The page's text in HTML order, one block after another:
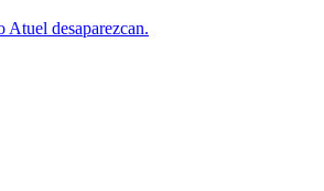
Atuel desaparezcan.